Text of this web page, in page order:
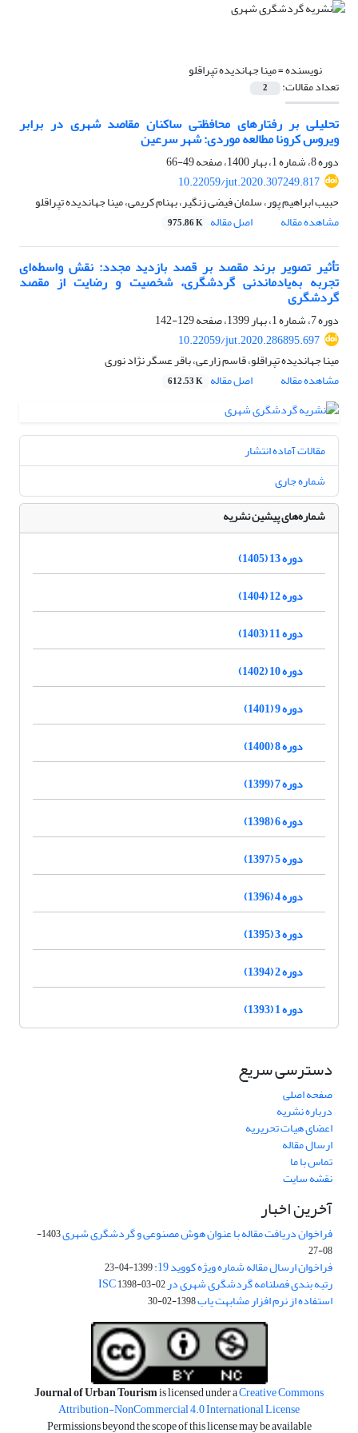
نویسنده =مینا جهاندیده تپراقلو
تعداد مقالات: 2
تحلیلی بر رفتارهای محافظتی ساکنان مقاصد شهری در برابر
ویروس کرونا مطالعه موردی: شهر سرعین
دوره 8، شماره 1، بهار 1400، صفحه
49-66
10.22059/jut.2020.307249.817
حبیب ابراهیم پور، سلمان فیضی زنگیر، بهنام کریمی، مینا جهاندیده تپراقلو
مشاهده مقاله
اصل مقاله 975.86 K
تأثیر تصویر برند مقصد بر قصد بازدید مجدد: نقش واسطه‌ای
تجربه به‌یادماندنی گردشگری، شخصیت و رضایت از مقصد
گردشگری
دوره 7، شماره 1، بهار 1399، صفحه
129-142
10.22059/jut.2020.286895.697
مینا جهاندیده تپراقلو، قاسم زارعی، باقر عسگر نژاد نوری
مشاهده مقاله
اصل مقاله 612.53 K
مقالات آماده انتشار
شماره جاری
شماره‌های پیشین نشریه
دوره 13 (1405)
دوره 12 (1404)
دوره 11 (1403)
دوره 10 (1402)
دوره 9 (1401)
دوره 8 (1400)
دوره 7 (1399)
دوره 6 (1398)
دوره 5 (1397)
دوره 4 (1396)
دوره 3 (1395)
دوره 2 (1394)
دوره 1 (1393)
دسترسی سریع
صفحه اصلی
درباره نشریه
اعضای هیات تحریریه
ارسال مقاله
تماس با ما
نقشه سایت
آخرین اخبار
فراخوان دریافت مقاله با عنوان هوش مصنوعی و گردشگری شهری
1403-
08-27
فراخوان ارسال مقاله شماره ویژه کووید 19: 1399-04-23
رتبه بندی فصلنامه گردشگری شهری در ISC1398-03-02
استفاده از نرم افزار مشابهت یاب1398-02-30
Journal of Urban Tourismis licensed under aCreative Commons
Attribution-NonCommercial 4.0 International License
Permissions beyond the scope of this license may be available